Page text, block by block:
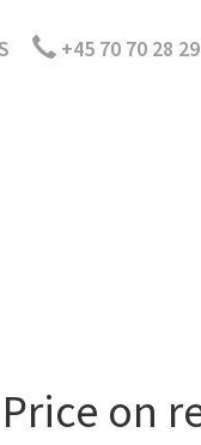
+45 70 70 28 29
Price on